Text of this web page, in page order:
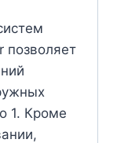
позволяет
1. Кроме